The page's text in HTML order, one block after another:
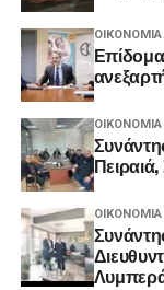
ΟΙΚΟΝΟΜΊΑ
ΟΙΚΟΝΟΜΊΑ
ΟΙΚΟΝΟΜΊΑ